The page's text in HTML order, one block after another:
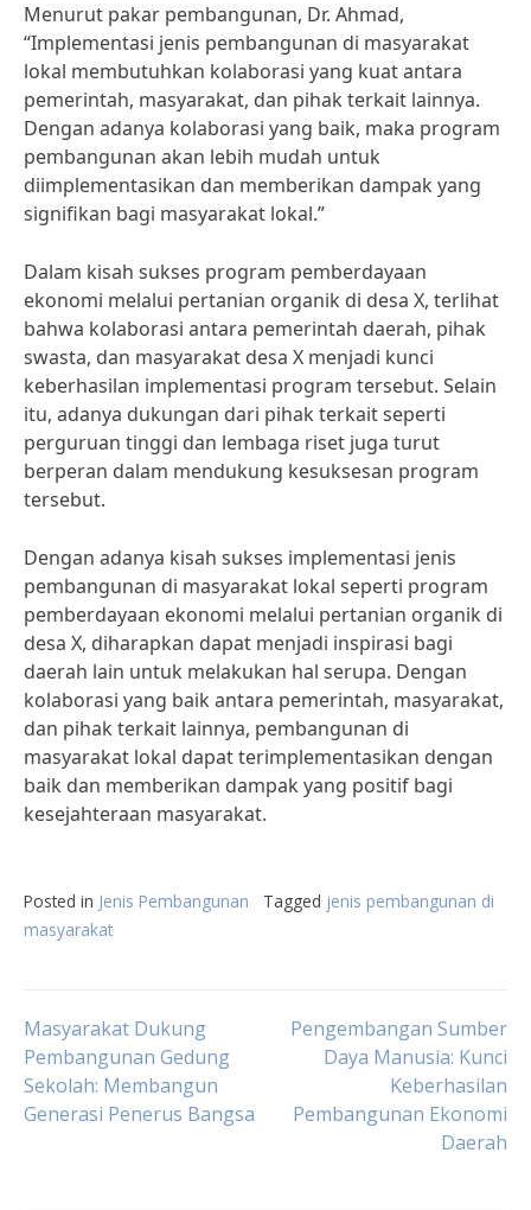
Menurut pakar pembangunan, Dr. Ahmad,
“Implementasi jenis pembangunan di masyarakat
lokal membutuhkan kolaborasi yang kuat antara
pemerintah, masyarakat, dan pihak terkait lainnya.
Dengan adanya kolaborasi yang baik, maka program
pembangunan akan lebih mudah untuk
diimplementasikan dan memberikan dampak yang
signifikan bagi masyarakat lokal.”
Dalam kisah sukses program pemberdayaan
ekonomi melalui pertanian organik di desa X, terlihat
bahwa kolaborasi antara pemerintah daerah, pihak
swasta, dan masyarakat desa X menjadi kunci
keberhasilan implementasi program tersebut. Selain
itu, adanya dukungan dari pihak terkait seperti
perguruan tinggi dan lembaga riset juga turut
berperan dalam mendukung kesuksesan program
tersebut.
Dengan adanya kisah sukses implementasi jenis
pembangunan di masyarakat lokal seperti program
pemberdayaan ekonomi melalui pertanian organik di
desa X, diharapkan dapat menjadi inspirasi bagi
daerah lain untuk melakukan hal serupa. Dengan
kolaborasi yang baik antara pemerintah, masyarakat,
dan pihak terkait lainnya, pembangunan di
masyarakat lokal dapat terimplementasikan dengan
baik dan memberikan dampak yang positif bagi
kesejahteraan masyarakat.
Posted in Jenis Pembangunan Tagged jenis pembangunan di
masyarakat
Post
navigation
Masyarakat Dukung
Pembangunan Gedung
Sekolah: Membangun
Generasi Penerus Bangsa
Pengembangan Sumber
Daya Manusia: Kunci
Keberhasilan
Pembangunan Ekonomi
Daerah